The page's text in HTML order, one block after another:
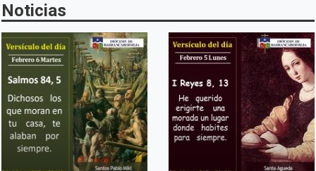
Noticias